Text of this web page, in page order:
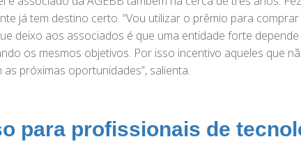
já tem destino certo. “Vou utilizar o prêmio para
deixo aos associados é que uma entidade forte
os mesmos objetivos. Por isso incentivo aqueles que
próximas oportunidades”, salienta.
para profissionais de